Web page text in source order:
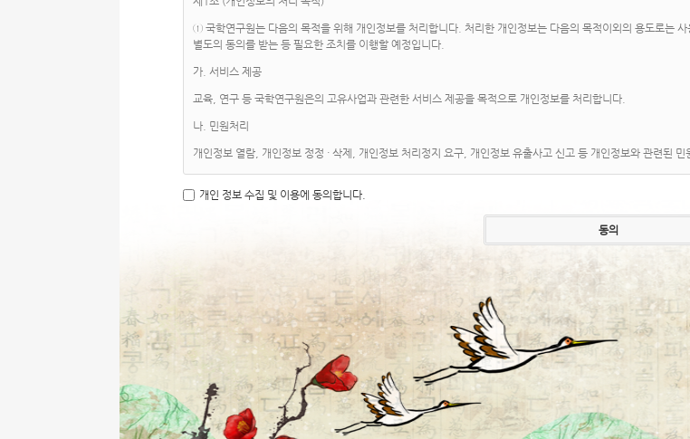
① 국학연구원는 다음의 목적을 위해 개인정보를 처리합니다. 처리한 개인정보는 다음의 목적이외의 용도로는
별도의 동의를 받는 등 필요한 조치를 이행할 예정입니다.
가. 서비스 제공
교육, 연구 등 국학연구원은의 고유사업과 관련한 서비스 제공을 목적으로 개인정보를 처리합니다.
나. 민원처리
개인정보 열람, 개인정보 정정 · 삭제, 개인정보 처리정지 요구, 개인정보 유출사고 신고 등 개인정보와 관련된
① 개인정보보호법 제32조에 따라 등록 · 공개하는 개인정보파일의 처리목적 및 관련정보는 다음과 같습니다.
운영근거
1 국학연구원 CMS 후원자
성명, 주소, 이메일, 전화번호, 생년월일
등
후원자관리
※ 개인정보파일에 대한 좀 더 자세한 사항은 행정안전부 개인정보보호 종합지원포털(www.privacy.go.kr)
→ 개인정보민원 → 개인정보열람 등 요구 → 개인정보파일 목록 검색 메뉴를 활용해주시기 바랍니다.
개인 정보 수집 및 이용에 동의합니다.